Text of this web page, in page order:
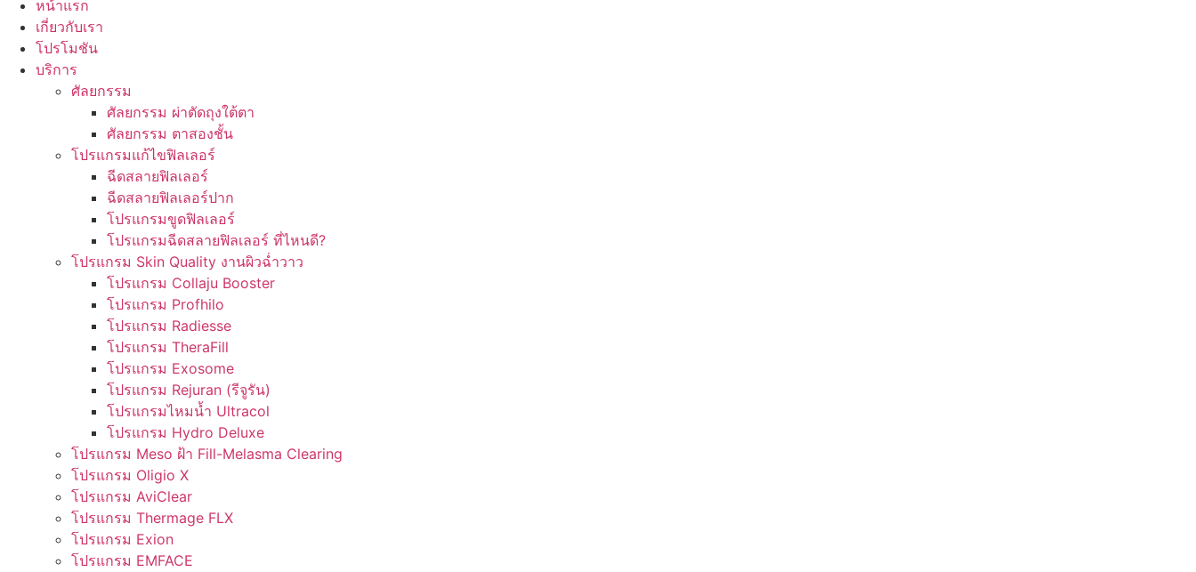
หน้าแรก
เกี่ยวกับเรา
โปรโมชัน
บริการ
ศัลยกรรม
ศัลยกรรม ผ่าตัดถุงใต้ตา
ศัลยกรรม ตาสองชั้น
โปรแกรมแก้ไขฟิลเลอร์
ฉีดสลายฟิลเลอร์
ฉีดสลายฟิลเลอร์ปาก
โปรแกรมขูดฟิลเลอร์
โปรแกรมฉีดสลายฟิลเลอร์ ที่ไหนดี?
โปรแกรม Skin Quality งานผิวฉ่ำวาว
โปรแกรม Collaju Booster
โปรแกรม Profhilo
โปรแกรม Radiesse
โปรแกรม TheraFill
โปรแกรม Exosome
โปรแกรม Rejuran (รีจูรัน)
โปรแกรมไหมน้ำ Ultracol
โปรแกรม Hydro Deluxe
โปรแกรม Meso ฝ้า Fill-Melasma Clearing
โปรแกรม Oligio X
โปรแกรม AviClear
โปรแกรม Thermage FLX
โปรแกรม Exion
โปรแกรม EMFACE